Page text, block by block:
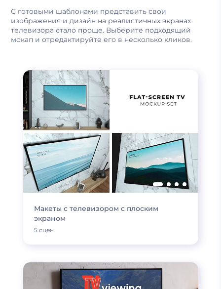
С готовыми шаблонами представить свои
изображения и дизайн на реалистичных экранах
телевизора стало проще. Выберите подходящий
мокап и отредактируйте его в несколько кликов.
Макеты с телевизором с плоским
экраном
5 сцен